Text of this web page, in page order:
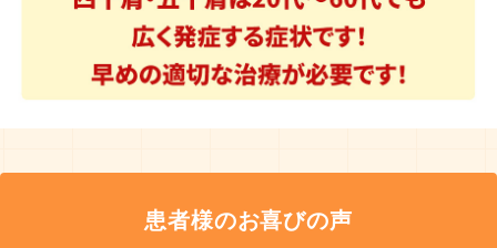
患者様のお喜びの声